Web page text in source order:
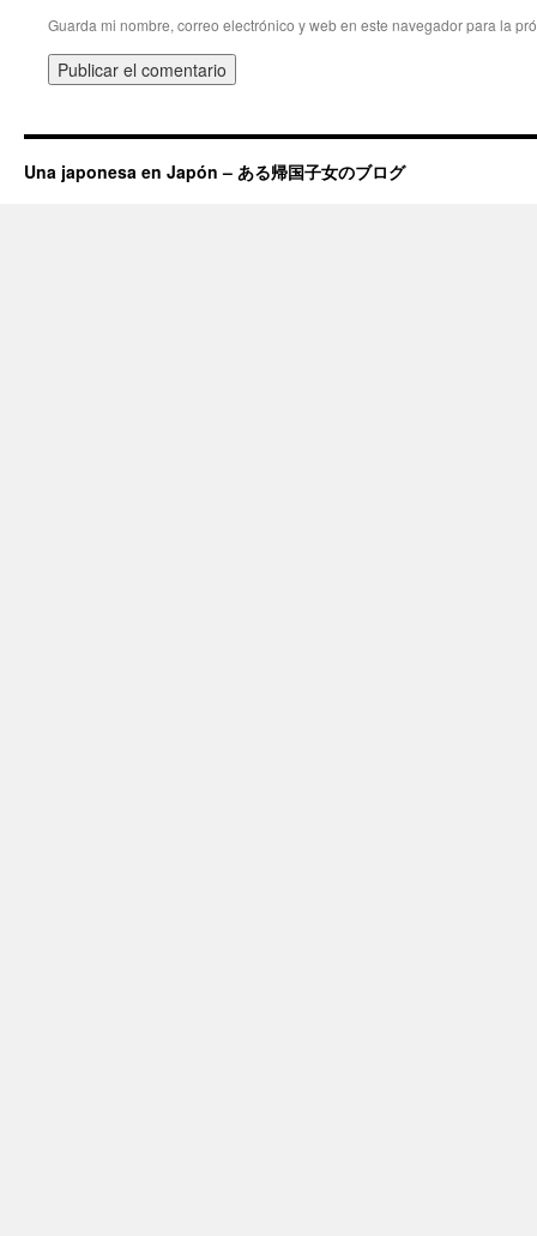
Guarda mi nombre, correo electrónico y web en este navegador para la
Una japonesa en Japón – ある帰国子女のブログ